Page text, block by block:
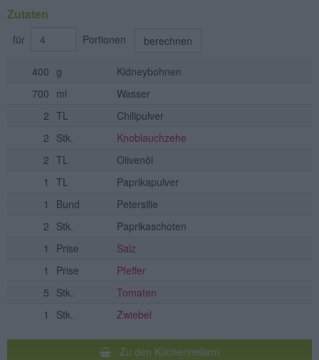
Zutaten
für Portionen berechnen
400 g
Kidneybohnen
700 ml
Wasser
2 TL
Chilipulver
2 Stk.
Knoblauchzehe
2 TL
Olivenöl
1
TL
Paprikapulver
1
Bund
Petersilie
2 Stk.
Paprikaschoten
1
Prise
Salz
1
Prise
Pfeffer
5 Stk.
Tomaten
1
Stk. Zwiebel
Zu den Küchenhelfern